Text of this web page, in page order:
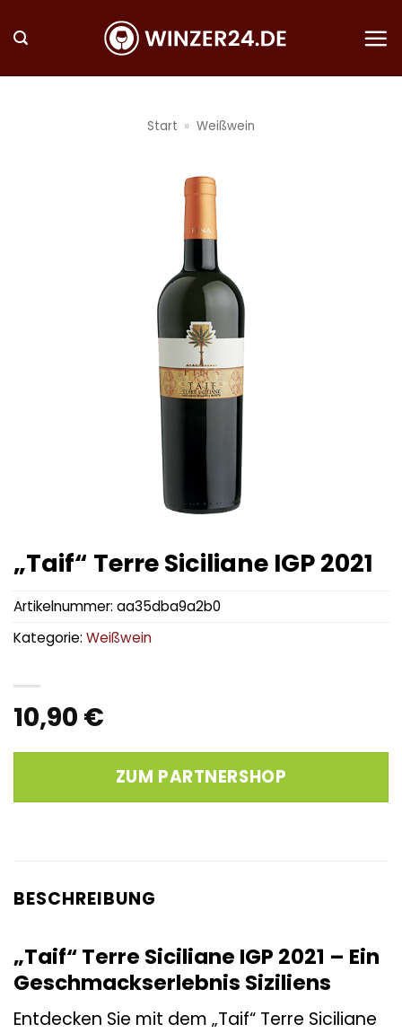
Inhalt
Start » Weißwein
„Taif“ Terre Siciliane IGP 2021
10,90 €
ZUM PARTNERSHOP
Artikelnummer: aa35dba9a2b0
Kategorie: Weißwein
BESCHREIBUNG
„Taif“ Terre Siciliane IGP 2021 – Ein
Geschmackserlebnis Siziliens
Entdecken Sie mit dem „Taif“ Terre Siciliane